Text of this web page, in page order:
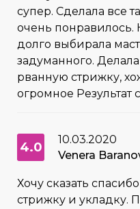
супер. Сделала все
очень понравилось.
долго выбирала
задуманного.
рванную стрижку,
огромное Результат
4.0
10.03.2020
Venera
Хочу сказать
стрижку и укладку.